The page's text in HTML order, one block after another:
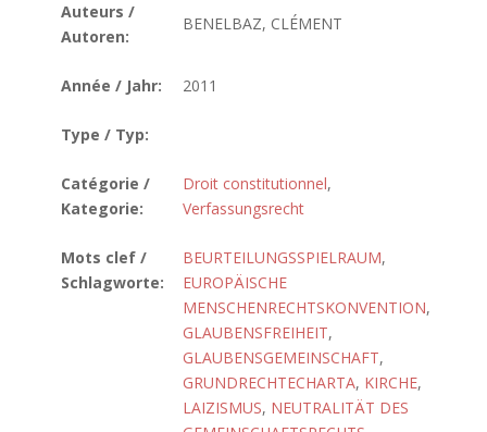
Auteurs /
Autoren:
BENELBAZ, CLÉMENT
Année / Jahr: 2011
Type / Typ:
Catégorie /
Kategorie:
Droit constitutionnel,
Verfassungsrecht
Mots clef /
Schlagworte:
BEURTEILUNGSSPIELRAUM,
EUROPÄISCHE
MENSCHENRECHTSKONVENTION,
GLAUBENSFREIHEIT,
GLAUBENSGEMEINSCHAFT,
GRUNDRECHTECHARTA, KIRCHE,
LAIZISMUS, NEUTRALITÄT DES